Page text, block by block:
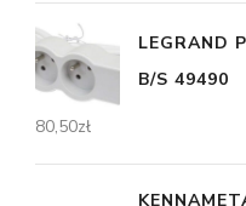
LEGRAND
B/S 49490
80,50zł